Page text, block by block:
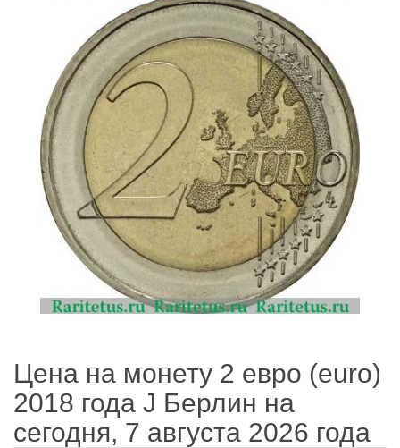
Цена на монету 2 евро (euro)
2018 года J Берлин на
сегодня, 7 августа 2026 года